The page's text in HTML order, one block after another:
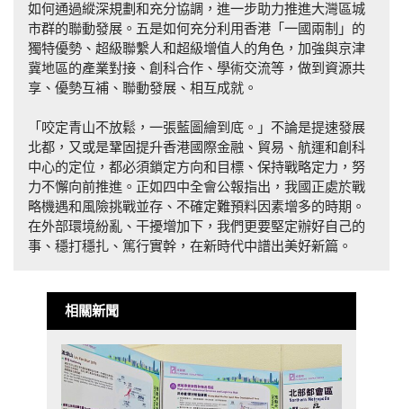
如何通過縱深規劃和充分協調，進一步助力推進大灣區城
市群的聯動發展。五是如何充分利用香港「一國兩制」的
獨特優勢、超級聯繫人和超級增值人的角色，加強與京津
冀地區的產業對接、創科合作、學術交流等，做到資源共
享、優勢互補、聯動發展、相互成就。
「咬定青山不放鬆，一張藍圖繪到底。」不論是提速發展
北都，又或是鞏固提升香港國際金融、貿易、航運和創科
中心的定位，都必須鎖定方向和目標、保持戰略定力，努
力不懈向前推進。正如四中全會公報指出，我國正處於戰
略機遇和風險挑戰並存、不確定難預料因素增多的時期。
在外部環境紛亂、干擾增加下，我們更要堅定辦好自己的
事、穩打穩扎、篤行實幹，在新時代中譜出美好新篇。
相關新聞